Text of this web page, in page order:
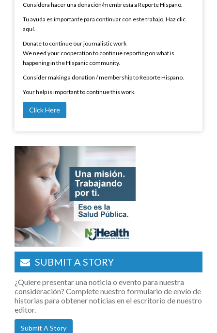
Considera hacer una donación/membresía a Reporte Hispano.
Tu ayuda es importante para continuar con este trabajo. Haz clic
aquí.
Donate to continue our journalistic work
We need your cooperation to continue reporting on what is
happening in the Hispanic community.
Consider making a donation / membership to Reporte Hispano.
Your help is important to continue this work.
Click Here
SUBMIT A STORY
¿Quiere presentar una noticia o evento para nuestra
consideración? Complete nuestro formulario de envío de
historias para obtener noticias en el escritorio de nuestro
editor.
Submit A Story